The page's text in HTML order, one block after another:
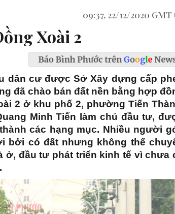
09:37, 22/12/2020
Xoài 2
dân cư được Sở Xây dựng cấp
đã chào bán đất nền bằng hợp
2 ở khu phố 2, phường Tiến
Minh Tiến làm chủ đầu tư,
các hạng mục. Nhiều người
bởi có đất nhưng không thể
ở, đầu tư phát triển kinh tế vì chưa